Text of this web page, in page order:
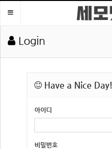
Toggle
Login
Have a Nice Day!
아이디
비밀번호